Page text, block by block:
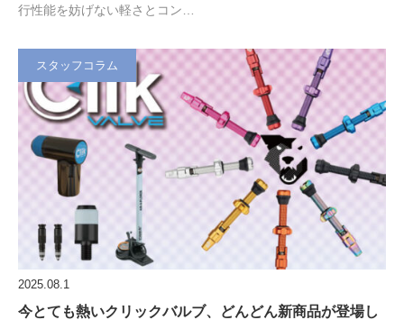
行性能を妨げない軽さとコン…
スタッフコラム
2025.08.1
今とても熱いクリックバルブ、どんどん新商品が登場し